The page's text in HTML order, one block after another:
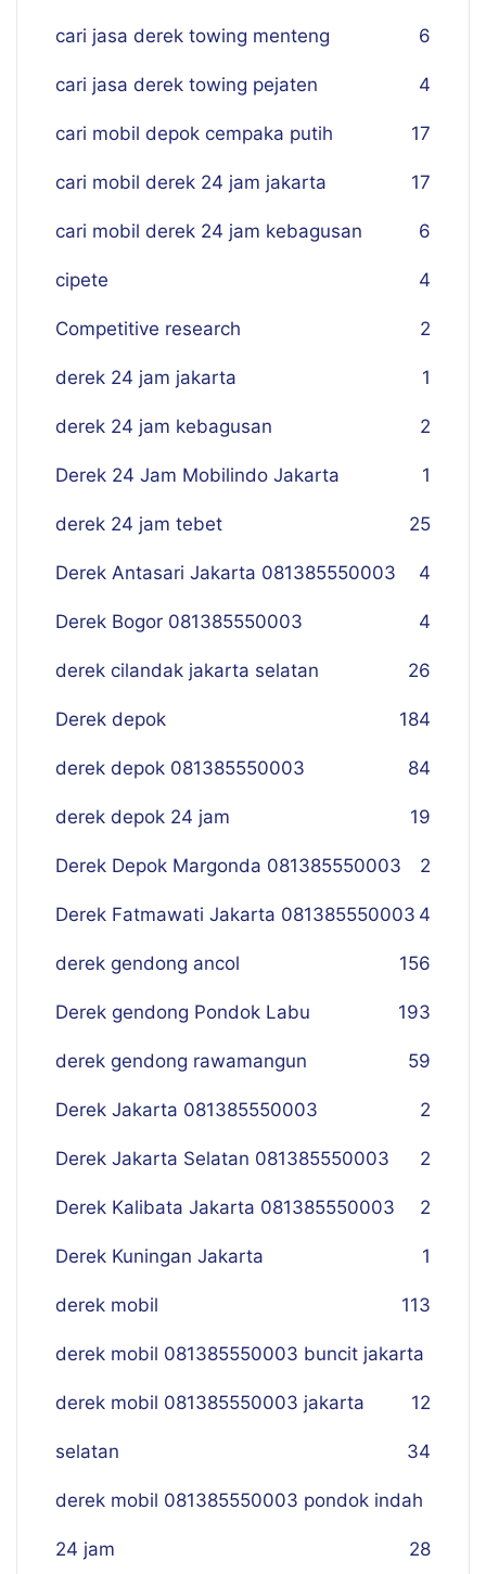
cari jasa derek towing menteng 6
cari jasa derek towing pejaten 4
cari mobil depok cempaka putih 17
cari mobil derek 24 jam jakarta 17
cari mobil derek 24 jam kebagusan 6
cipete 4
Competitive research 2
derek 24 jam jakarta 1
derek 24 jam kebagusan 2
Derek 24 Jam Mobilindo Jakarta 1
derek 24 jam tebet 25
Derek Antasari Jakarta 081385550003 4
Derek Bogor 081385550003 4
derek cilandak jakarta selatan 26
Derek depok 184
derek depok 081385550003 84
derek depok 24 jam 19
Derek Depok Margonda 081385550003 2
Derek Fatmawati Jakarta 081385550003 4
derek gendong ancol 156
Derek gendong Pondok Labu 193
derek gendong rawamangun 59
Derek Jakarta 081385550003 2
Derek Jakarta Selatan 081385550003 2
Derek Kalibata Jakarta 081385550003 2
Derek Kuningan Jakarta 1
derek mobil 113
derek mobil 081385550003 buncit jakarta
12
derek mobil 081385550003 jakarta
selatan 34
derek mobil 081385550003 pondok indah
24 jam 28